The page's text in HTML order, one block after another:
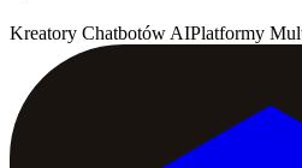
Kreatory Chatbotów AIPlatformy